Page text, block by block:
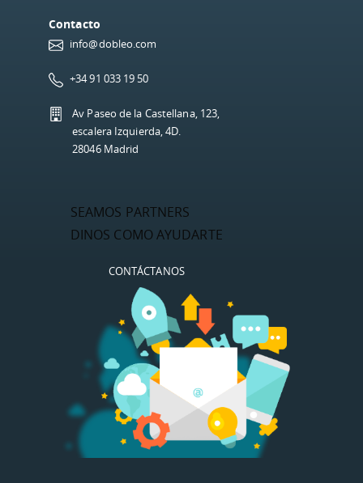
Contacto
info@dobleo.com
+34 91 033 19 50
Av Paseo de la Castellana, 123,
escalera Izquierda, 4D.
28046 Madrid
SEAMOS PARTNERS
DINOS COMO AYUDARTE
CONTÁCTANOS